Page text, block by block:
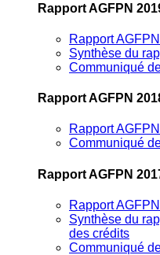
Rapport AGFPN
Rapport
Synthèse du
Communiqué
Rapport AGFPN
Rapport
Communiqué
Rapport AGFPN
Rapport
Synthèse du
des crédits
Communiqué